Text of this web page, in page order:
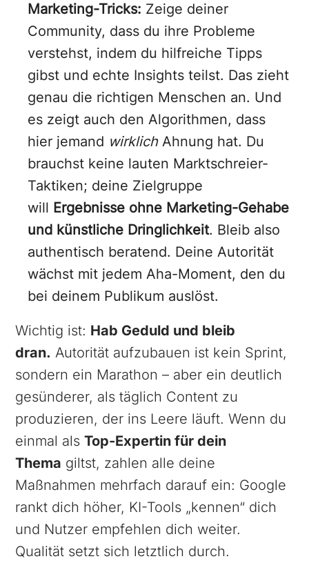
Marketing-Tricks: Zeige deiner
Community, dass du ihre Probleme
verstehst, indem du hilfreiche Tipps
gibst und echte Insights teilst. Das zieht
genau die richtigen Menschen an. Und
es zeigt auch den Algorithmen, dass
hier jemand wirklichAhnung hat. Du
brauchst keine lauten Marktschreier-
Taktiken; deine Zielgruppe
will Ergebnisse ohne Marketing-Gehabe
und künstliche Dringlichkeit. Bleib also
authentisch beratend. Deine Autorität
wächst mit jedem Aha-Moment, den du
bei deinem Publikum auslöst.
Wichtig ist: Hab Geduld und bleib
dran. Autorität aufzubauen ist kein Sprint,
sondern ein Marathon – aber ein deutlich
gesünderer, als täglich Content zu
produzieren, der ins Leere läuft. Wenn du
einmal alsTop-Expertin für dein
Thema giltst, zahlen alle deine
Maßnahmen mehrfach darauf ein: Google
rankt dich höher, KI-Tools „kennen“ dich
und Nutzer empfehlen dich weiter.
Qualität setzt sich letztlich durch.